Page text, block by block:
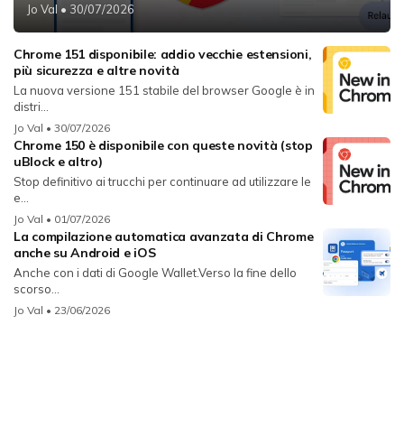
Jo Val • 30/07/2026
Chrome 151 disponibile: addio vecchie estensioni,
più sicurezza e altre novità
La nuova versione 151 stabile del browser Google è in
distri...
Jo Val • 30/07/2026
Chrome 150 è disponibile con queste novità (stop
uBlock e altro)
Stop definitivo ai trucchi per continuare ad utilizzare le
e...
Jo Val • 01/07/2026
La compilazione automatica avanzata di Chrome
anche su Android e iOS
Anche con i dati di Google Wallet.Verso la fine dello
scorso...
Jo Val • 23/06/2026